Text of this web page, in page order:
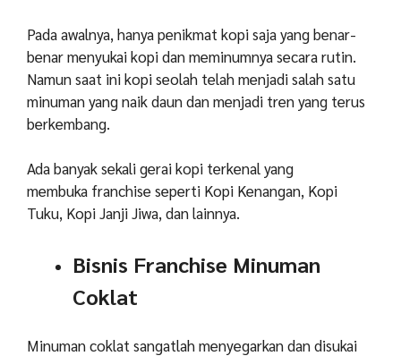
Pada awalnya, hanya penikmat kopi saja yang benar-
benar menyukai kopi dan meminumnya secara rutin.
Namun saat ini kopi seolah telah menjadi salah satu
minuman yang naik daun dan menjadi tren yang terus
berkembang.
Ada banyak sekali gerai kopi terkenal yang
membuka franchise seperti Kopi Kenangan, Kopi
Tuku, Kopi Janji Jiwa, dan lainnya.
Bisnis Franchise Minuman
Coklat
Minuman coklat sangatlah menyegarkan dan disukai